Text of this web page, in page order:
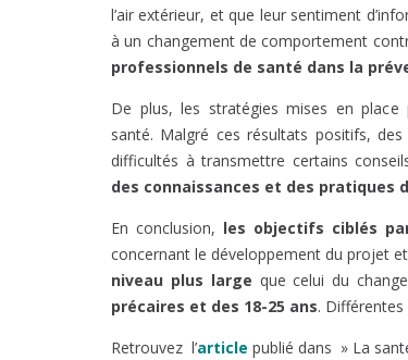
l’air extérieur, et que leur sentiment
à un changement de comportement
professionnels de santé dans la
De plus, les stratégies mises en
santé. Malgré ces résultats positifs,
difficultés à transmettre certains
des connaissances et des pratiques
En conclusion, les objectifs ciblés
concernant le développement du projet
niveau plus large que celui du
précaires et des 18-25 ans. Différentes
Retrouvez l’article publié dans » La